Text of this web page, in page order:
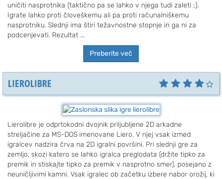
uničiti nasprotnika (taktično pa se lahko v njega tudi zaleti ;).
Igrate lahko proti človeškemu ali pa proti računalniškemu
nasprotniku. Slednji ima štiri težavnostne stopnje in ga ni za
podcenjevati. Rezultat ...
Preberite več
LIEROLIBRE
Lierolibre je odprtokodni dvojnik priljubljene 2D arkadne
streljačine za MS-DOS imenovane Liero. V njej vsak izmed
igralcev nadzira črva na 2D igralni površini. Pri slednji gre za
zemljo, skozi katero se lahko igralca preglodata (držite tipko za
premik in stiskajte tipko za premik v nasprotno smer), posejano z
neuničljivimi kamni. Vsak igralec ob začetku izbere nabor orožij, ki